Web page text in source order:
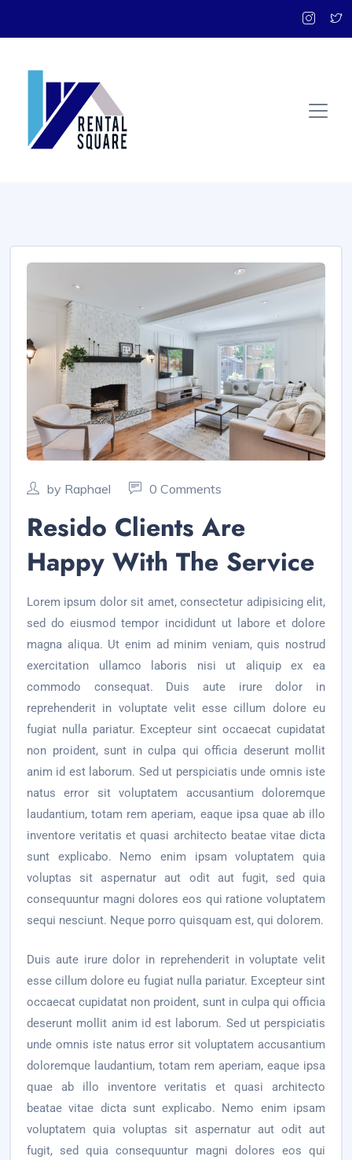
by Raphael 0 Comments
Resido Clients Are
Happy With The Service
Lorem ipsum dolor sit amet, consectetur adipisicing elit,
sed do eiusmod tempor incididunt ut labore et dolore
magna aliqua. Ut enim ad minim veniam, quis nostrud
exercitation ullamco laboris nisi ut aliquip ex ea
commodo consequat. Duis aute irure dolor in
reprehenderit in voluptate velit esse cillum dolore eu
fugiat nulla pariatur. Excepteur sint occaecat cupidatat
non proident, sunt in culpa qui officia deserunt mollit
anim id est laborum. Sed ut perspiciatis unde omnis iste
natus error sit voluptatem accusantium doloremque
laudantium, totam rem aperiam, eaque ipsa quae ab illo
inventore veritatis et quasi architecto beatae vitae dicta
sunt explicabo. Nemo enim ipsam voluptatem quia
voluptas sit aspernatur aut odit aut fugit, sed quia
consequuntur magni dolores eos qui ratione voluptatem
sequi nesciunt. Neque porro quisquam est, qui dolorem.
Duis aute irure dolor in reprehenderit in voluptate velit
esse cillum dolore eu fugiat nulla pariatur. Excepteur sint
occaecat cupidatat non proident, sunt in culpa qui officia
deserunt mollit anim id est laborum. Sed ut perspiciatis
unde omnis iste natus error sit voluptatem accusantium
doloremque laudantium, totam rem aperiam, eaque ipsa
quae ab illo inventore veritatis et quasi architecto
beatae vitae dicta sunt explicabo. Nemo enim ipsam
voluptatem quia voluptas sit aspernatur aut odit aut
fugit, sed quia consequuntur magni dolores eos qui